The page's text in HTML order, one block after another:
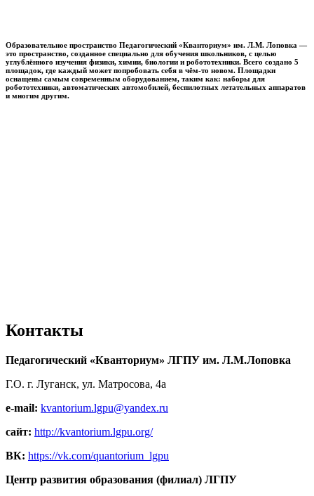
Образовательное пространство Педагогический «Кванториум» им. Л.М. Лоповка —
это пространство, созданное специально для обучения школьников, с целью
углублённого изучения физики, химии, биологии и робототехники. Всего создано 5
площадок, где каждый может попробовать себя в чём-то новом. Площадки
оснащены самым современным оборудованием, таким как: наборы для
робототехники, автоматических автомобилей, беспилотных летательных аппаратов
и многим другим.
Контакты
Педагогический «Кванториум» ЛГПУ им. Л.М.Лоповка
Г.О. г. Луганск, ул. Матросова, 4а
e-mail: kvantorium.lgpu@yandex.ru
сайт: http://kvantorium.lgpu.org/
ВК: https://vk.com/quantorium_lgpu
Центр развития образования (филиал) ЛГПУ